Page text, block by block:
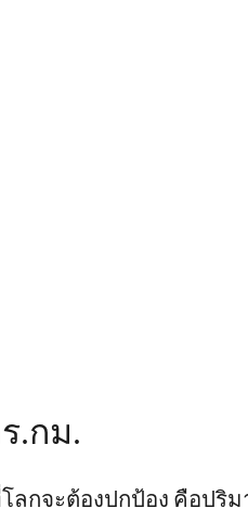
.กม.
กจะต้องปกป้อง คือปริ